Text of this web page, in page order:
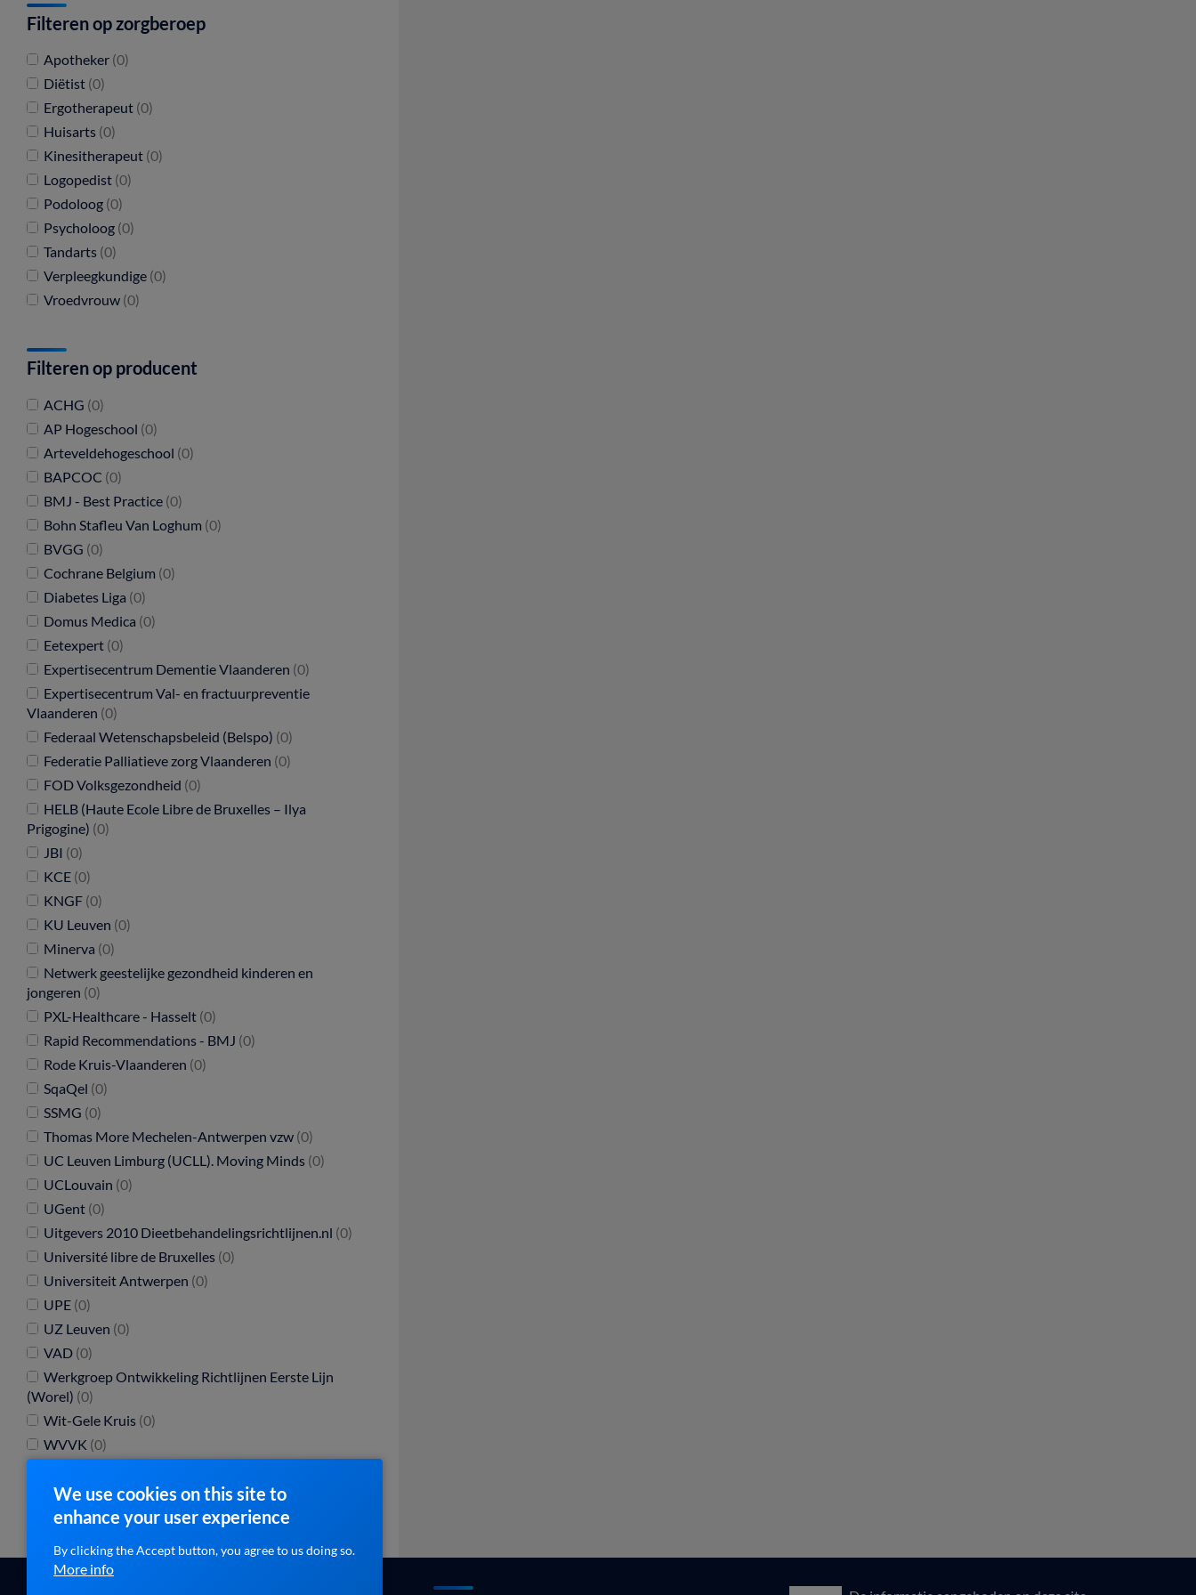
Filteren op zorgberoep
Apotheker (0)
Diëtist (0)
Ergotherapeut (0)
Huisarts (0)
Kinesitherapeut (0)
Logopedist (0)
Podoloog (0)
Psycholoog (0)
Tandarts (0)
Verpleegkundige (0)
Vroedvrouw (0)
Filteren op producent
ACHG (0)
AP Hogeschool (0)
Arteveldehogeschool (0)
BAPCOC (0)
BMJ - Best Practice (0)
Bohn Stafleu Van Loghum (0)
BVGG (0)
Cochrane Belgium (0)
Diabetes Liga (0)
Domus Medica (0)
Eetexpert (0)
Expertisecentrum Dementie Vlaanderen (0)
Expertisecentrum Val- en fractuurpreventie
Vlaanderen (0)
Federaal Wetenschapsbeleid (Belspo) (0)
Federatie Palliatieve zorg Vlaanderen (0)
FOD Volksgezondheid (0)
HELB (Haute Ecole Libre de Bruxelles – Ilya
Prigogine) (0)
JBI (0)
KCE (0)
KNGF (0)
KU Leuven (0)
Minerva (0)
Netwerk geestelijke gezondheid kinderen en
jongeren (0)
PXL-Healthcare - Hasselt (0)
Rapid Recommendations - BMJ (0)
Rode Kruis-Vlaanderen (0)
SqaQel (0)
SSMG (0)
Thomas More Mechelen-Antwerpen vzw (0)
UC Leuven Limburg (UCLL). Moving Minds (0)
UCLouvain (0)
UGent (0)
Uitgevers 2010 Dieetbehandelingsrichtlijnen.nl (0)
Université libre de Bruxelles (0)
Universiteit Antwerpen (0)
UPE (0)
UZ Leuven (0)
VAD (0)
Werkgroep Ontwikkeling Richtlijnen Eerste Lijn
(Worel) (0)
Wit-Gele Kruis (0)
WVVK (0)
We use cookies on this site to
enhance your user experience
By clicking the Accept button, you agree to us doing so.
More info